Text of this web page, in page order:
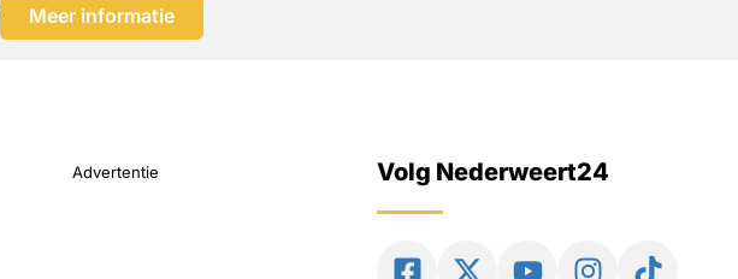
Meer informatie
Advertentie Volg Nederweert24